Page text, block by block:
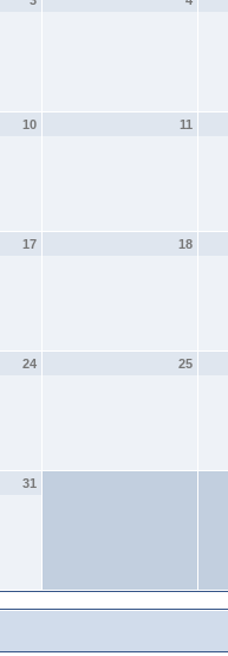
10 11
17 18
24 25
31